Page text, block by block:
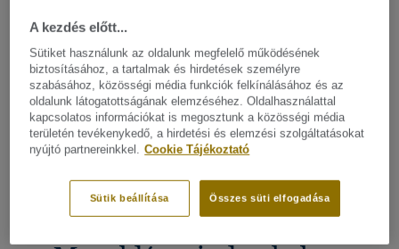
szolgálnak. Azonnal közvetítse a márkaarculatát a színek
és dizájnok óriási választékával, egy sor különféle anyag,
pl. PVC, szalagparketta, laminált padló és szőnyeg
segítségével. Védje és szolgálja a vendégeit olyan
fenntartható padlóburkolati megoldásokkal, amelyek
tiszteletben tartják a környezetet, és hozzájárulnak azok jó
közérzetéhez.
A kezdés előtt...
Sütiket használunk az oldalunk megfelelő működésének
biztosításához, a tartalmak és hirdetések személyre
szabásához, közösségi média funkciók felkínálásához és az
oldalunk látogatottságának elemzéséhez. Oldalhasználattal
kapcsolatos információkat is megosztunk a közösségi média
területén tevékenykedő, a hirdetési és elemzési szolgáltatásokat
nyújtó partnereinkkel. Cookie Tájékoztató
Összes süti elfogadása
Sütik beállítása